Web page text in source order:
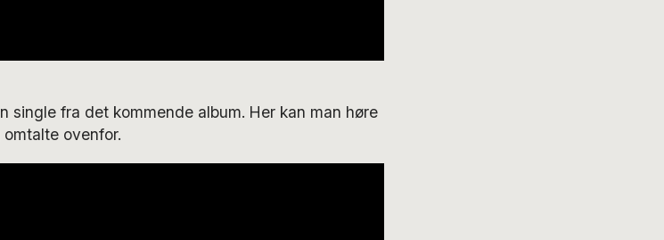
single fra det kommende album. Her kan man høre
ovenfor.